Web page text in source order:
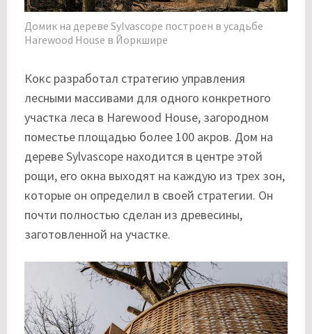
Домик на дереве Sylvascope построен в усадьбе
Harewood House в Йоркшире
Кокс разработал стратегию управления
лесными массивами для одного конкретного
участка леса в Harewood House, загородном
поместье площадью более 100 акров. Дом на
дереве Sylvascope находится в центре этой
рощи, его окна выходят на каждую из трех зон,
которые он определил в своей стратегии. Он
почти полностью сделан из древесины,
заготовленной на участке.